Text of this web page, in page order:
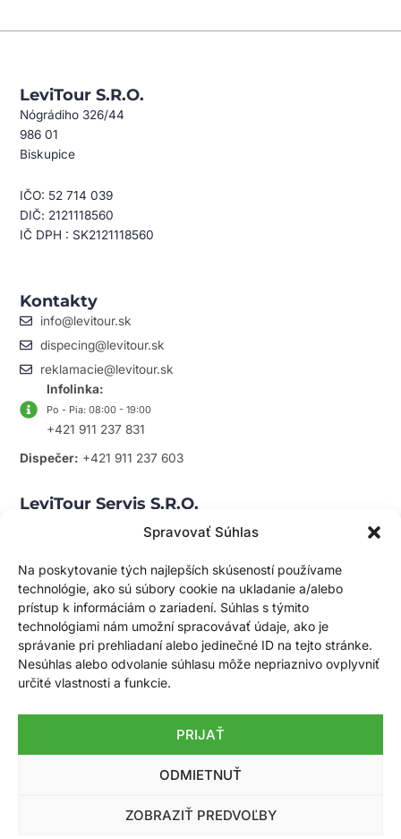
Spravovať Súhlas
Na poskytovanie tých najlepších skúseností používame
technológie, ako sú súbory cookie na ukladanie a/alebo
prístup k informáciám o zariadení. Súhlas s týmito
technológiami nám umožní spracovávať údaje, ako je
správanie pri prehliadaní alebo jedinečné ID na tejto stránke.
Nesúhlas alebo odvolanie súhlasu môže nepriaznivo ovplyvniť
určité vlastnosti a funkcie.
PRIJAŤ
ODMIETNUŤ
ZOBRAZIŤ PREDVOĽBY
LeviTour S.r.o.
Nógrádiho 326/44
986 01
Biskupice
IČO: 52 714 039
DIČ: 2121118560
IČ DPH : SK2121118560
Zápis V ORSR
Obchodný register Okresného súdu Banská Bystrica, oddiel:
Sro, vložka č. 37519/S
Zaregistrovaný ako partner verejného sektora – číslo vložky:
Kontakty
info@levitour.sk
dispecing@levitour.sk
reklamacie@levitour.sk
Infolinka:
Po - Pia: 08:00 - 19:00
+421 911 237 831
Dispečer: +421 911 237 603
LeviTour Servis S.r.o.
Rožňavská 2
83104 Bratislava